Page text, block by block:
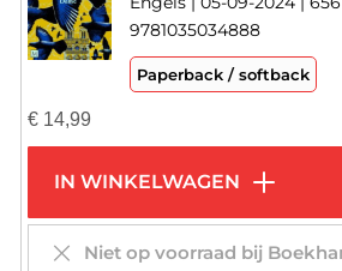
9781035034888
Paperback / softback
€14,99
IN WINKELWAGEN
Niet op voorraad bij